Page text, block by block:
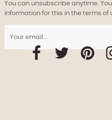
You can unsubscribe anytime.
information for this in the terms of
FacebookTwitter